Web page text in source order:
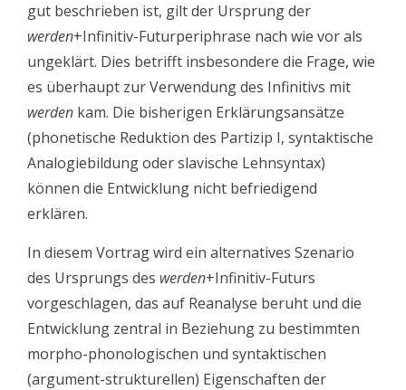
gut beschrieben ist, gilt der Ursprung der
werden+Infinitiv-Futurperiphrase nach wie vor als
ungeklärt. Dies betrifft insbesondere die Frage, wie
es überhaupt zur Verwendung des Infinitivs mit
werden kam. Die bisherigen Erklärungsansätze
(phonetische Reduktion des Partizip I, syntaktische
Analogiebildung oder slavische Lehnsyntax)
können die Entwicklung nicht befriedigend
erklären.
In diesem Vortrag wird ein alternatives Szenario
des Ursprungs des werden+Infinitiv-Futurs
vorgeschlagen, das auf Reanalyse beruht und die
Entwicklung zentral in Beziehung zu bestimmten
morpho-phonologischen und syntaktischen
(argument-strukturellen) Eigenschaften der